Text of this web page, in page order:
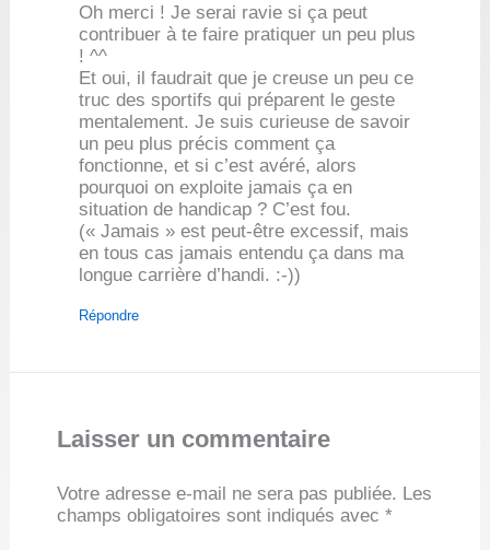
Oh merci ! Je serai ravie si ça peut
contribuer à te faire pratiquer un peu plus
! ^^
Et oui, il faudrait que je creuse un peu ce
truc des sportifs qui préparent le geste
mentalement. Je suis curieuse de savoir
un peu plus précis comment ça
fonctionne, et si c’est avéré, alors
pourquoi on exploite jamais ça en
situation de handicap ? C’est fou.
(« Jamais » est peut-être excessif, mais
en tous cas jamais entendu ça dans ma
longue carrière d’handi. :-))
Répondre
Laisser un commentaire
Votre adresse e-mail ne sera pas publiée. Les
champs obligatoires sont indiqués avec *